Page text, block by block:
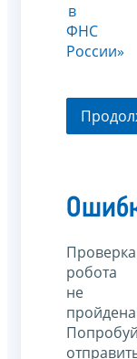
в
ФНС
России»
Проверка
робота
не